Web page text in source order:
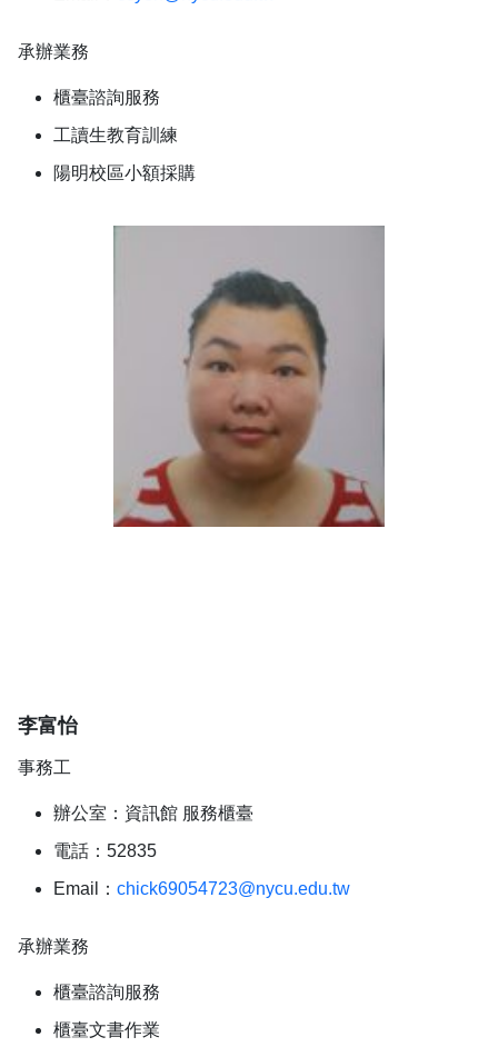
承辦業務
櫃臺諮詢服務
工讀生教育訓練
陽明校區小額採購
李富怡
事務工
辦公室：資訊館 服務櫃臺
電話：52835
Email： chick69054723@nycu.edu.tw
承辦業務
櫃臺諮詢服務
櫃臺文書作業